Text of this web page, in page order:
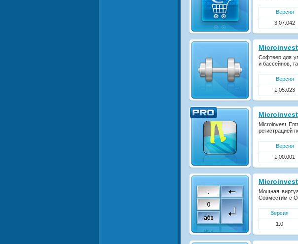
Версия
3.07.042
Cофтвер для
и бассейнов,
Версия
1.05.023
Microinvest
регистрацией
Версия
1.00.001
Мощная
Совместим с
Версия
1.0